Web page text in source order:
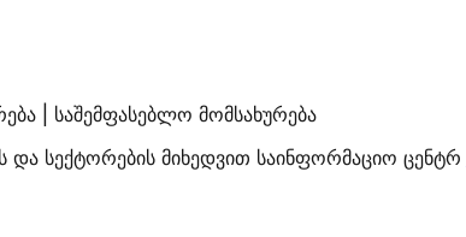
| საშემფასებლო მომსახურება
და სექტორების მიხედვით საინფორმაციო ცენტრ